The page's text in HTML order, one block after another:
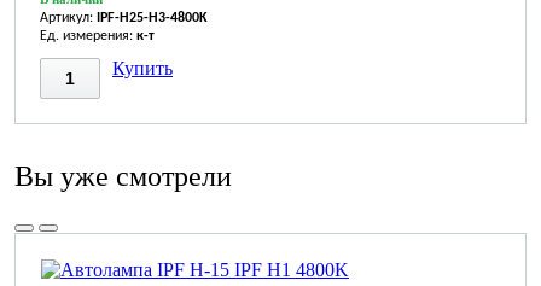
Артикул:
IPF-H25-H3-4800K
Ед. измерения: к-т
Купить
Вы уже смотрели